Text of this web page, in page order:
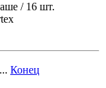
/ 16 шт.
... Конец